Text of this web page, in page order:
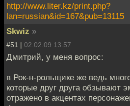
http://www.liter.kz/print.php?
lan=russian&id=167&pub=13115
Skwiz »
#51 | 02.02.09 13:57
Дмитрий, у меня вопрос:
в Рок-н-рольщике же ведь
которые друг друга обзывают
отражено в акцентах